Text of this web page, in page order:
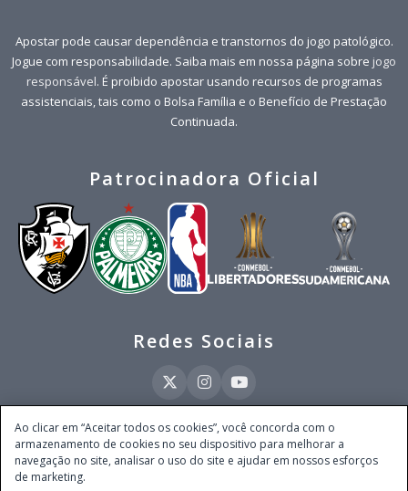
Apostar pode causar dependência e transtornos do jogo patológico.
Jogue com responsabilidade. Saiba mais em nossa página sobre jogo
responsável. É proibido apostar usando recursos de programas
assistenciais, tais como o Bolsa Família e o Benefício de Prestação
Continuada.
Patrocinadora Oficial
Redes Sociais
Este site é operado pela Ventmear Brasil LTDA (CNPJ 52.868.380/0001-84), com
endereço na Avenida Brigadeiro Faria Lima, nº 4.055, 3º andar, Itaim Bibi, no
Município de São Paulo, Estado de São Paulo, CEP 04538-133, Brasil - empresa
Ao clicar em “Aceitar todos os cookies”, você concorda com o
armazenamento de cookies no seu dispositivo para melhorar a
navegação no site, analisar o uso do site e ajudar em nossos esforços
de marketing.